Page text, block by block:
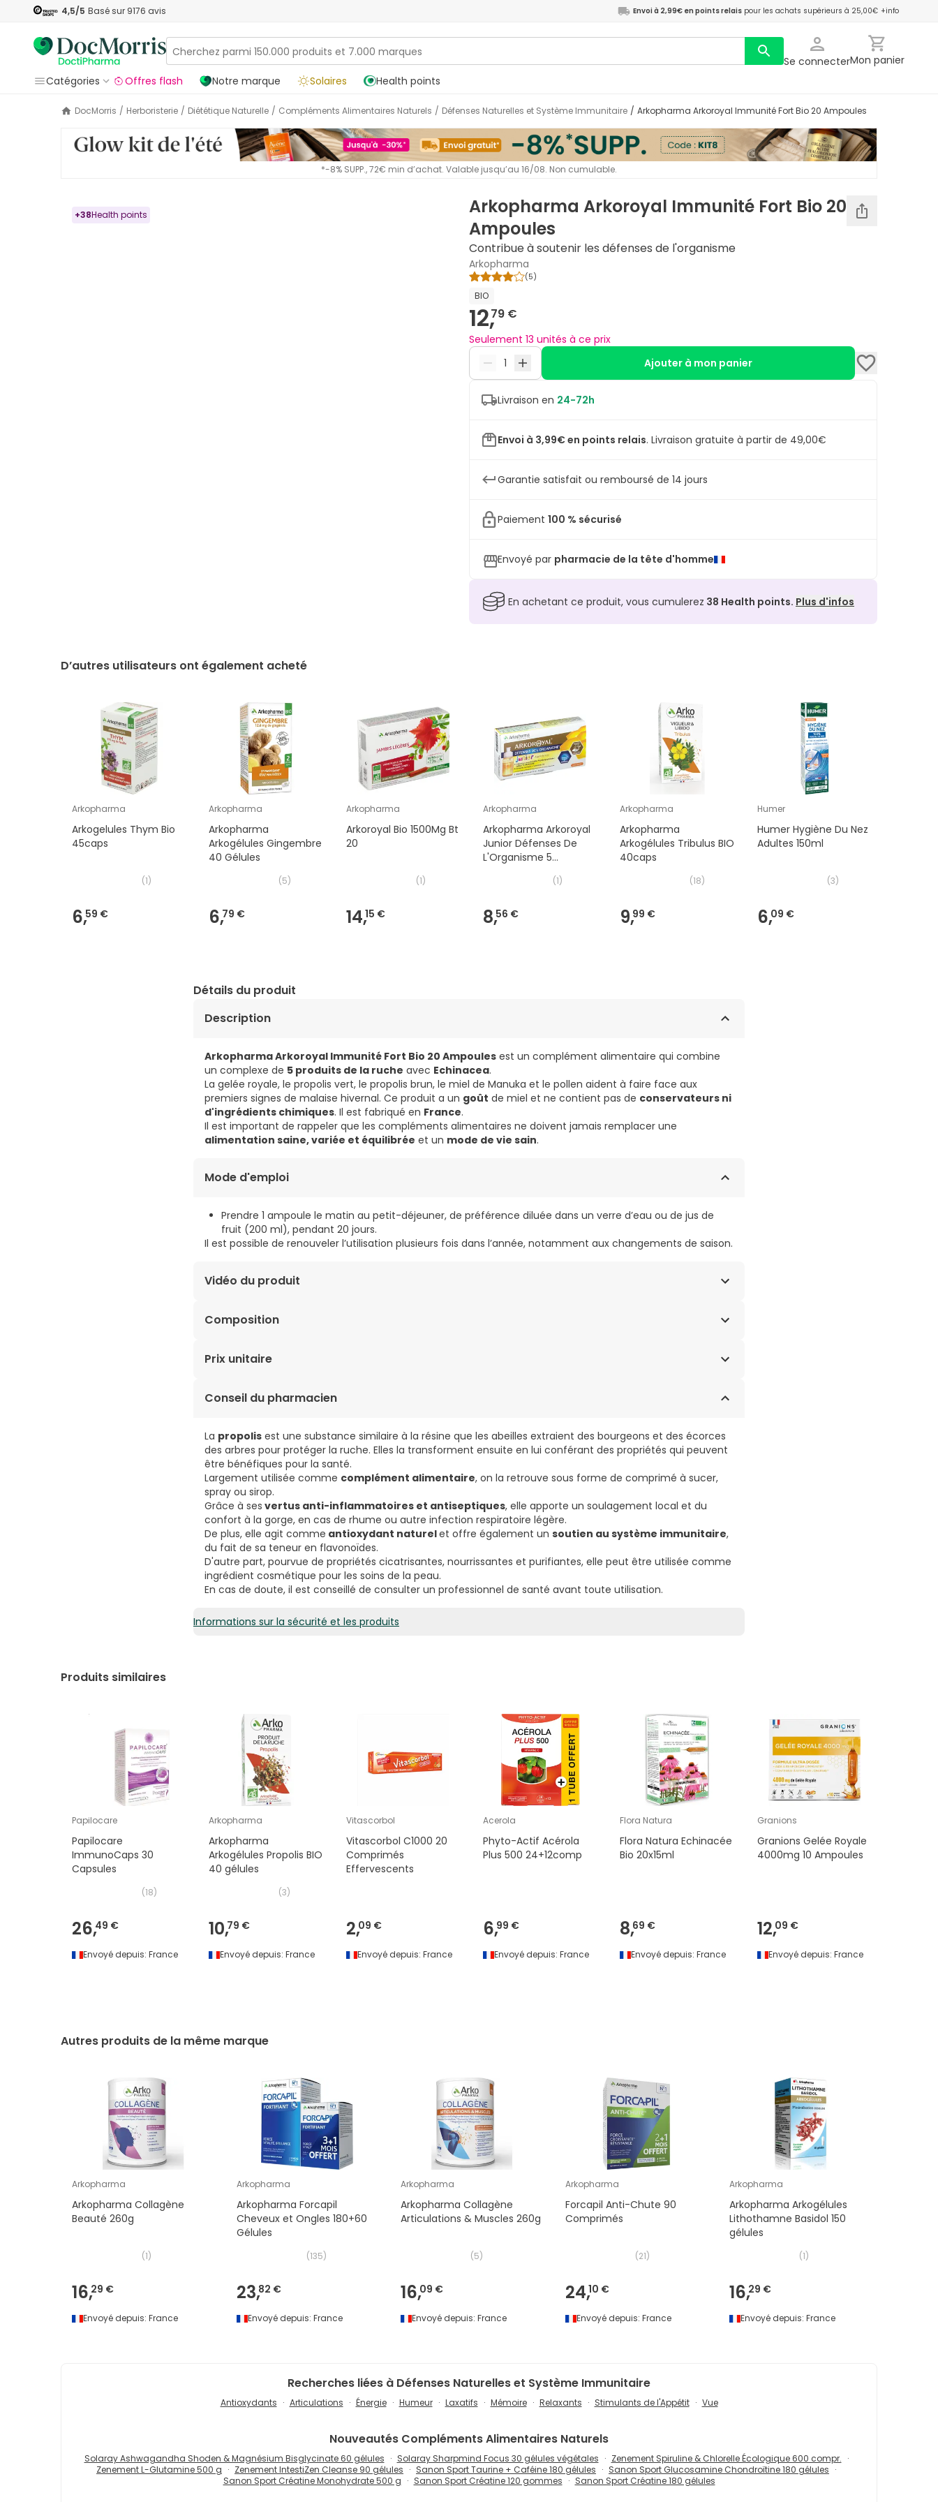
4,5/5 Basé sur 9176 avis Envoi à 2,99€ en points relais pour les achats supérieurs à 25,00€ +info
Se connecterMon panier
Catégories
Offres flash Notre marque Solaires Health points
DocMorris / Herboristerie / Diététique Naturelle / Compléments Alimentaires Naturels / Défenses Naturelles et Système Immunitaire / Arkopharma Arkoroyal Immunité Fort Bio 20 Ampoules
*-8% SUPP., 72€ min d’achat. Valable jusqu’au 16/08. Non cumulable.
+38Health points
Arkopharma Arkoroyal Immunité Fort Bio 20
Ampoules
Contribue à soutenir les défenses de l'organisme
Arkopharma
(5)
BIO
12,79 €
Seulement 13 unités à ce prix
Ajouter à mon panier
Livraison en 24-72h
Envoi à 3,99€ en points relais. Livraison gratuite à partir de 49,00€
Garantie satisfait ou remboursé de 14 jours
Paiement 100 % sécurisé
Envoyé par pharmacie de la tête d'homme
En achetant ce produit, vous cumulerez 38 Health points. Plus d'infos
D’autres utilisateurs ont également acheté
Arkopharma
Arkogelules Thym Bio
45caps
(1)
6,59 €
Arkopharma
Arkopharma
Arkogélules Gingembre
40 Gélules
(5)
6,79 €
Arkopharma
Arkoroyal Bio 1500Mg Bt
20
(1)
14,15 €
Arkopharma
Arkopharma Arkoroyal
Junior Défenses De
L'Organisme 5
(1)
8,56 €
Arkopharma
Arkopharma
Arkogélules Tribulus BIO
40caps
(18)
9,99 €
Humer
Humer Hygiène Du Nez
Adultes 150ml
(3)
6,09 €
Détails du produit
Description
Arkopharma Arkoroyal Immunité Fort Bio 20 Ampoules est un complément alimentaire qui combine
un complexe de 5 produits de la ruche avec Echinacea.
La gelée royale, le propolis vert, le propolis brun, le miel de Manuka et le pollen aident à faire face aux
premiers signes de malaise hivernal. Ce produit a un goût de miel et ne contient pas de conservateurs ni
d'ingrédients chimiques. Il est fabriqué en France.
Il est important de rappeler que les compléments alimentaires ne doivent jamais remplacer une
alimentation saine, variée et équilibrée et un mode de vie sain.
Mode d'emploi
Prendre 1 ampoule le matin au petit-déjeuner, de préférence diluée dans un verre d’eau ou de jus de
fruit (200 ml), pendant 20 jours.
Il est possible de renouveler l’utilisation plusieurs fois dans l’année, notamment aux changements de saison.
Vidéo du produit
Composition
Extrait de racine d’échinacée* (
(L.) Moench.) - Eau - Epaississant : gomme d’acacia* -
* Ingrédient d’origine agricole obtenu selon le mode de production biologique. Agriculture UE/non UE.
Prix unitaire
0,64€ / Ampoule
Conseil du pharmacien
La propolis est une substance similaire à la résine que les abeilles extraient des bourgeons et des écorces
des arbres pour protéger la ruche. Elles la transforment ensuite en lui conférant des propriétés qui peuvent
être bénéfiques pour la santé.
Largement utilisée comme complément alimentaire, on la retrouve sous forme de comprimé à sucer,
spray ou sirop.
Grâce à ses vertus anti-inflammatoires et antiseptiques, elle apporte un soulagement local et du
confort à la gorge, en cas de rhume ou autre infection respiratoire légère.
De plus, elle agit comme antioxydant naturelet offre également un soutien au système immunitaire,
du fait de sa teneur en flavonoïdes.
D'autre part, pourvue de propriétés cicatrisantes, nourrissantes et purifiantes, elle peut être utilisée comme
ingrédient cosmétique pour les soins de la peau.
En cas de doute, il est conseillé de consulter un professionnel de santé avant toute utilisation.
Informations sur la sécurité et les produits
Produits similaires
Papilocare
Papilocare
ImmunoCaps 30
Capsules
(18)
26,49 €
Envoyé depuis: France
Arkopharma
Arkopharma
Arkogélules Propolis BIO
40 gélules
(3)
10,79 €
Envoyé depuis: France
Vitascorbol
Vitascorbol C1000 20
Comprimés
Effervescents
2,09 €
Envoyé depuis: France
Acerola
Phyto-Actif Acérola
Plus 500 24+12comp
6,99 €
Envoyé depuis: France
Flora Natura
Flora Natura Echinacée
Bio 20x15ml
8,69 €
Envoyé depuis: France
Granions
Granions Gelée Royale
4000mg 10 Ampoules
12,09 €
Envoyé depuis: France
Autres produits de la même marque
Arkopharma
Arkopharma Collagène
Beauté 260g
(1)
16,29 €
Envoyé depuis: France
Arkopharma
Arkopharma Forcapil
Cheveux et Ongles 180+60
Gélules
(135)
23,82 €
Envoyé depuis: France
Arkopharma
Arkopharma Collagène
Articulations & Muscles 260g
(5)
16,09 €
Envoyé depuis: France
Arkopharma
Forcapil Anti-Chute 90
Comprimés
(21)
24,10 €
Envoyé depuis: France
Arkopharma
Arkopharma Arkogélules
Lithothamne Basidol 150
gélules
(1)
16,29 €
Envoyé depuis: France
Recherches liées à Défenses Naturelles et Système Immunitaire
Antioxydants Articulations Énergie Humeur Laxatifs Mémoire Relaxants Stimulants de l'Appétit Vue
Nouveautés Compléments Alimentaires Naturels
Solaray Ashwagandha Shoden & Magnésium Bisglycinate 60 gélules Solaray Sharpmind Focus 30 gélules végétales
Zenement Spiruline & Chlorelle Écologique 600 compr.
Zenement L-Glutamine 500 g
Zenement IntestiZen Cleanse 90 gélules Sanon Sport Taurine + Caféine 180 gélules
Sanon Sport Glucosamine Chondroïtine 180 gélules
Sanon Sport Créatine Monohydrate 500 g
Sanon Sport Créatine 120 gommes Sanon Sport Créatine 180 gélules